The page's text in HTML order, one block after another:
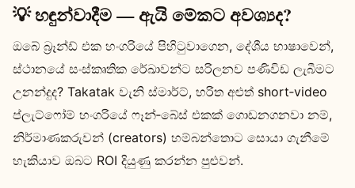
💡 හඳුන්වාදීම — ඇයි මේකට අවශ්‍යද?
ඔබේ බ්‍රෑන්ඩ් එක හංගරියේ පිහිටුවාගෙන, දේශීය භාෂාවෙන්,
ස්ථානයේ සංස්කෘතික රේඛාවන්ට සරිලනව පණිවිඩ ලැබීමට
උනන්දුද? Takatak වැනි ස්මාර්ට්, හරිත අළුත් short‑video
ප්ලැට්ෆෝම් හංගරියේ ෆෑන්‑බේස් එකක් ගොඩනගනවා නම්,
නිර්මාණකරුවන් (creators) හම්බන්තොට සොයා ගැනීමේ
හැකියාව ඔබට ROI දියුණු කරන්න පුළුවන්.